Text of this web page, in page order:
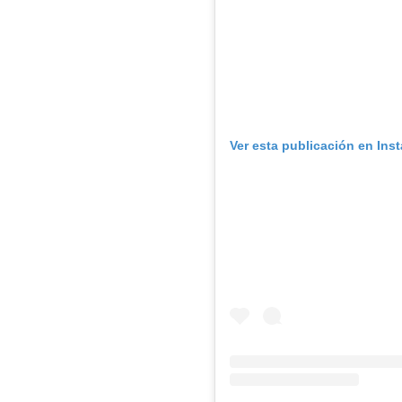
Ver esta publicación en